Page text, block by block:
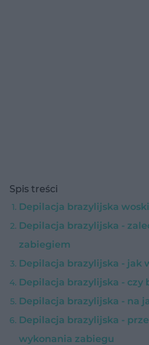
Spis treści
Depilacja brazylijska
Depilacja brazylijska -
zabiegiem
Depilacja brazylijska - jak
Depilacja brazylijska - czy
Depilacja brazylijska - na
Depilacja brazylijska -
wykonania zabiegu